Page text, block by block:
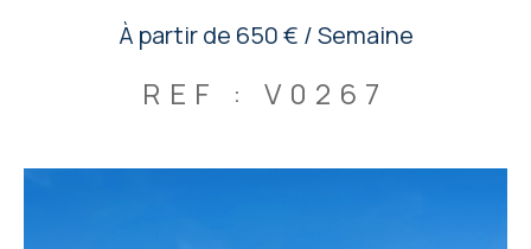
À partir de 650 € / Semaine
REF : V0267